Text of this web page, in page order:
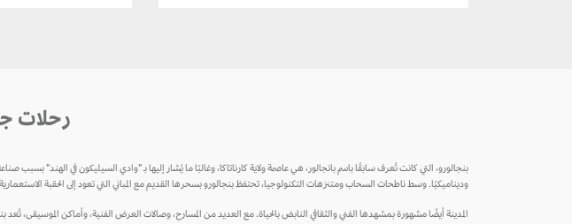
رحلات
بنجالورو، التي كانت تُعرف سابقًا باسم بانجالور، هي عاصمة ولاية كارناتاكا، وغالبًا ما يُشار إليها بـ "وادي السيليكون في الهند" بسبب
وديناميكيًا. وسط ناطحات السحاب ومتنزهات التكنولوجيا، تحتفظ بنجالورو بسحرها القديم مع المباني التي تعود إلى الحقبة الاستعمارية
المدينة أيضًا مشهورة بمشهدها الفني والثقافي النابض بالحياة. مع العديد من المسارح، وصالات العرض الفنية، وأماكن الموسيقى، تُعد